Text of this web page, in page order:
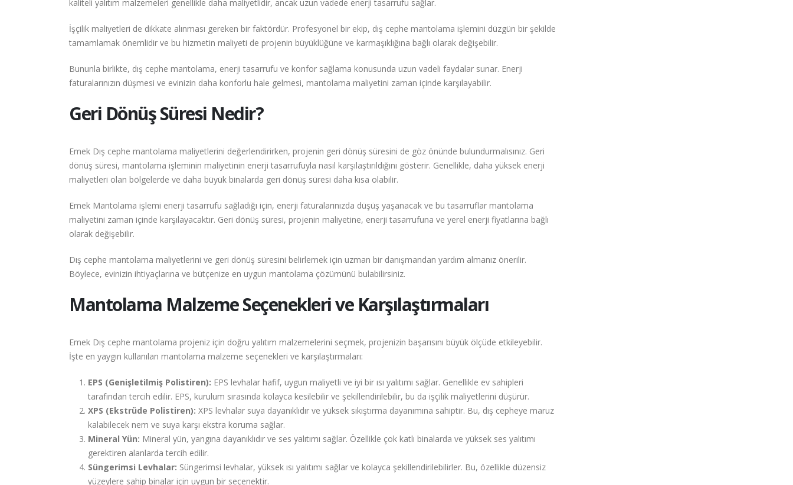
kaliteli yalıtım malzemeleri genellikle daha maliyetlidir, ancak uzun vadede enerji tasarrufu sağlar.
İşçilik maliyetleri de dikkate alınması gereken bir faktördür. Profesyonel bir ekip, dış cephe mantolama işlemini düzgün bir şekilde
tamamlamak önemlidir ve bu hizmetin maliyeti de projenin büyüklüğüne ve karmaşıklığına bağlı olarak değişebilir.
Bununla birlikte, dış cephe mantolama, enerji tasarrufu ve konfor sağlama konusunda uzun vadeli faydalar sunar. Enerji
faturalarınızın düşmesi ve evinizin daha konforlu hale gelmesi, mantolama maliyetini zaman içinde karşılayabilir.
Geri Dönüş Süresi Nedir?
Emek Dış cephe mantolama maliyetlerini değerlendirirken, projenin geri dönüş süresini de göz önünde bulundurmalısınız. Geri
dönüş süresi, mantolama işleminin maliyetinin enerji tasarrufuyla nasıl karşılaştırıldığını gösterir. Genellikle, daha yüksek enerji
maliyetleri olan bölgelerde ve daha büyük binalarda geri dönüş süresi daha kısa olabilir.
Emek Mantolama işlemi enerji tasarrufu sağladığı için, enerji faturalarınızda düşüş yaşanacak ve bu tasarruflar mantolama
maliyetini zaman içinde karşılayacaktır. Geri dönüş süresi, projenin maliyetine, enerji tasarrufuna ve yerel enerji fiyatlarına bağlı
olarak değişebilir.
Dış cephe mantolama maliyetlerini ve geri dönüş süresini belirlemek için uzman bir danışmandan yardım almanız önerilir.
Böylece, evinizin ihtiyaçlarına ve bütçenize en uygun mantolama çözümünü bulabilirsiniz.
Mantolama Malzeme Seçenekleri ve Karşılaştırmaları
Emek Dış cephe mantolama projeniz için doğru yalıtım malzemelerini seçmek, projenizin başarısını büyük ölçüde etkileyebilir.
İşte en yaygın kullanılan mantolama malzeme seçenekleri ve karşılaştırmaları:
EPS (Genişletilmiş Polistiren): EPS levhalar hafif, uygun maliyetli ve iyi bir ısı yalıtımı sağlar. Genellikle ev sahipleri
tarafından tercih edilir. EPS, kurulum sırasında kolayca kesilebilir ve şekillendirilebilir, bu da işçilik maliyetlerini düşürür.
XPS (Ekstrüde Polistiren): XPS levhalar suya dayanıklıdır ve yüksek sıkıştırma dayanımına sahiptir. Bu, dış cepheye maruz
kalabilecek nem ve suya karşı ekstra koruma sağlar.
Mineral Yün: Mineral yün, yangına dayanıklıdır ve ses yalıtımı sağlar. Özellikle çok katlı binalarda ve yüksek ses yalıtımı
gerektiren alanlarda tercih edilir.
Süngerimsi Levhalar: Süngerimsi levhalar, yüksek ısı yalıtımı sağlar ve kolayca şekillendirilebilirler. Bu, özellikle düzensiz
yüzeylere sahip binalar için uygun bir seçenektir.